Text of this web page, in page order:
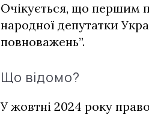
Очікується, що першим
народної депутатки
повноважень”.
Що відомо?
У жовтні 2024 року